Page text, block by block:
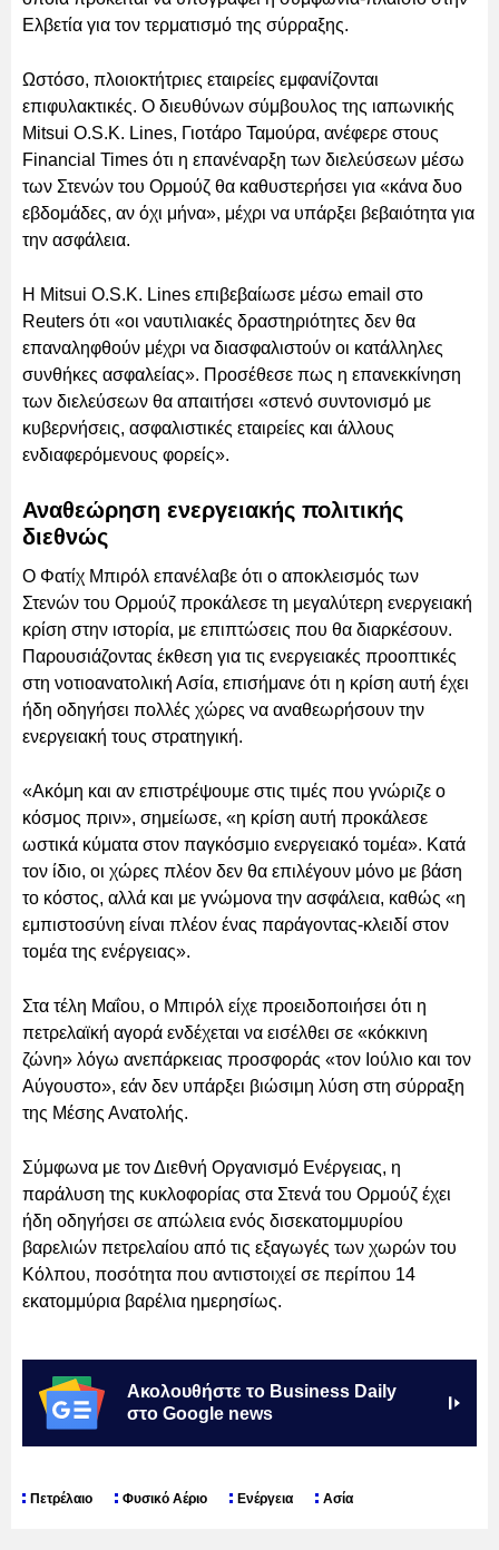
Ελβετία για τον τερματισμό της σύρραξης.
Ωστόσο, πλοιοκτήτριες εταιρείες εμφανίζονται
επιφυλακτικές. Ο διευθύνων σύμβουλος της ιαπωνικής
Mitsui O.S.K. Lines, Γιοτάρο Ταμούρα, ανέφερε στους
Financial Times ότι η επανέναρξη των διελεύσεων μέσω
των Στενών του Ορμούζ θα καθυστερήσει για «κάνα δυο
εβδομάδες, αν όχι μήνα», μέχρι να υπάρξει βεβαιότητα για
την ασφάλεια.
Η Mitsui O.S.K. Lines επιβεβαίωσε μέσω email στο
Reuters ότι «οι ναυτιλιακές δραστηριότητες δεν θα
επαναληφθούν μέχρι να διασφαλιστούν οι κατάλληλες
συνθήκες ασφαλείας». Προσέθεσε πως η επανεκκίνηση
των διελεύσεων θα απαιτήσει «στενό συντονισμό με
κυβερνήσεις, ασφαλιστικές εταιρείες και άλλους
ενδιαφερόμενους φορείς».
Αναθεώρηση ενεργειακής πολιτικής
διεθνώς
Ο Φατίχ Μπιρόλ επανέλαβε ότι ο αποκλεισμός των
Στενών του Ορμούζ προκάλεσε τη μεγαλύτερη ενεργειακή
κρίση στην ιστορία, με επιπτώσεις που θα διαρκέσουν.
Παρουσιάζοντας έκθεση για τις ενεργειακές προοπτικές
στη νοτιοανατολική Ασία, επισήμανε ότι η κρίση αυτή έχει
ήδη οδηγήσει πολλές χώρες να αναθεωρήσουν την
ενεργειακή τους στρατηγική.
«Ακόμη και αν επιστρέψουμε στις τιμές που γνώριζε ο
κόσμος πριν», σημείωσε, «η κρίση αυτή προκάλεσε
ωστικά κύματα στον παγκόσμιο ενεργειακό τομέα». Κατά
τον ίδιο, οι χώρες πλέον δεν θα επιλέγουν μόνο με βάση
το κόστος, αλλά και με γνώμονα την ασφάλεια, καθώς «η
εμπιστοσύνη είναι πλέον ένας παράγοντας-κλειδί στον
τομέα της ενέργειας».
Στα τέλη Μαΐου, ο Μπιρόλ είχε προειδοποιήσει ότι η
πετρελαϊκή αγορά ενδέχεται να εισέλθει σε «κόκκινη
ζώνη» λόγω ανεπάρκειας προσφοράς «τον Ιούλιο και τον
Αύγουστο», εάν δεν υπάρξει βιώσιμη λύση στη σύρραξη
της Μέσης Ανατολής.
Σύμφωνα με τον Διεθνή Οργανισμό Ενέργειας, η
παράλυση της κυκλοφορίας στα Στενά του Ορμούζ έχει
ήδη οδηγήσει σε απώλεια ενός δισεκατομμυρίου
βαρελιών πετρελαίου από τις εξαγωγές των χωρών του
Κόλπου, ποσότητα που αντιστοιχεί σε περίπου 14
εκατομμύρια βαρέλια ημερησίως.
Ακολουθήστε το Business Daily
στο Google news
Πετρέλαιο Φυσικό Αέριο Ενέργεια Ασία